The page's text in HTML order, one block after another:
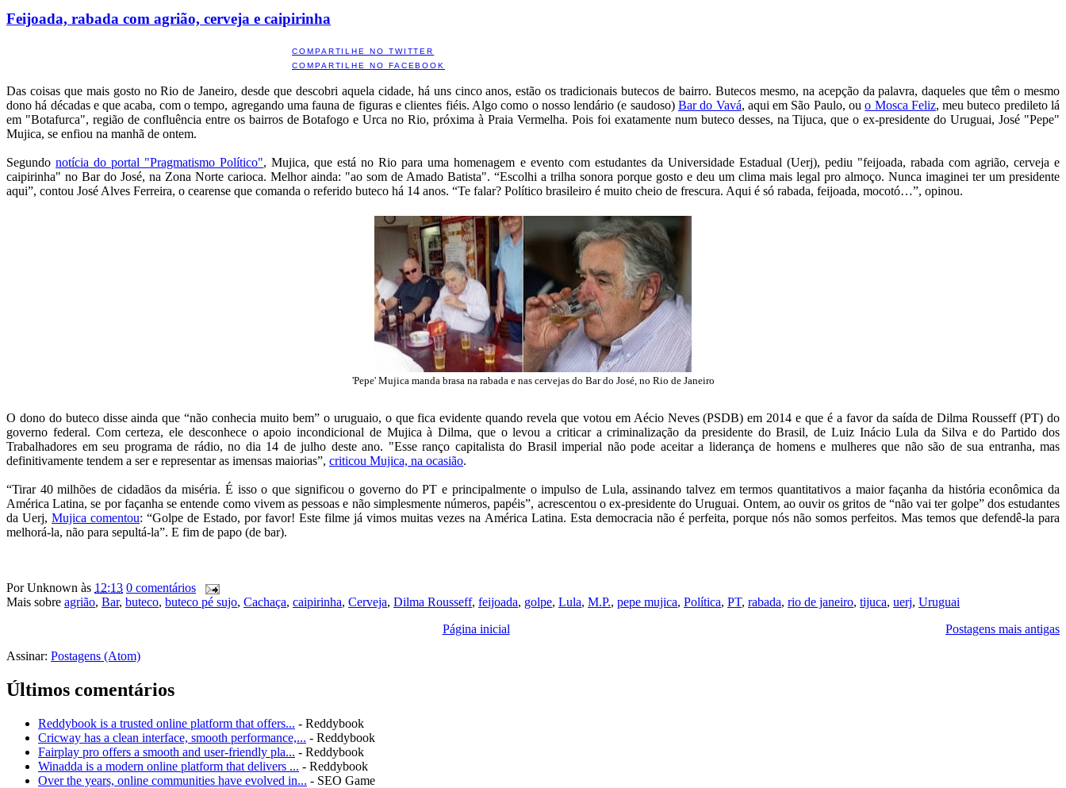
Feijoada, rabada com agrião, cerveja e caipirinha
COMPARTILHE NO TWITTER
COMPARTILHE NO FACEBOOK
Das coisas que mais gosto no Rio de Janeiro, desde que descobri aquela cidade, há uns cinco anos, estão os tradicionais butecos de bairro. Butecos mesmo, na acepção da palavra, daqueles que têm o mesmo
dono há décadas e que acaba, com o tempo, agregando uma fauna de figuras e clientes fiéis. Algo como o nosso lendário (e saudoso) Bar do Vavá, aqui em São Paulo, ouo Mosca Feliz, meu buteco predileto lá
em "Botafurca", região de confluência entre os bairros de Botafogo e Urca no Rio, próxima à Praia Vermelha. Pois foi exatamente num buteco desses, na Tijuca, que o ex-presidente do Uruguai, José "Pepe"
Mujica, se enfiou na manhã de ontem.
Segundonotícia do portal "Pragmatismo Político", Mujica, que está no Rio para uma homenagem e evento com estudantes da Universidade Estadual (Uerj), pediu "feijoada, rabada com agrião, cerveja e
caipirinha" no Bar do José, na Zona Norte carioca. Melhor ainda: "ao som de Amado Batista". “Escolhi a trilha sonora porque gosto e deu um clima mais legal pro almoço. Nunca imaginei ter um presidente
aqui”, contou José Alves Ferreira, o cearense que comanda o referido buteco há 14 anos. “Te falar? Político brasileiro é muito cheio de frescura. Aqui é só rabada, feijoada, mocotó…”, opinou.
'Pepe' Mujica manda brasa na rabada e nas cervejas do Bar do José, no Rio de Janeiro
O dono do buteco disse ainda que “não conhecia muito bem” o uruguaio, o que fica evidente quando revela que votou em Aécio Neves (PSDB) em 2014 e que é a favor da saída de Dilma Rousseff (PT) do
governo federal. Com certeza, ele desconhece o apoio incondicional de Mujica à Dilma, que o levou a criticar a criminalização da presidente do Brasil, de Luiz Inácio Lula da Silva e do Partido dos
Trabalhadores em seu programa de rádio, no dia 14 de julho deste ano. "Esse ranço capitalista do Brasil imperial não pode aceitar a liderança de homens e mulheres que não são de sua entranha, mas
definitivamente tendem a ser e representar as imensas maiorias”, criticou Mujica, na ocasião.
“Tirar 40 milhões de cidadãos da miséria. É isso o que significou o governo do PT e principalmente o impulso de Lula, assinando talvez em termos quantitativos a maior façanha da história econômica da
América Latina, se por façanha se entende como vivem as pessoas e não simplesmente números, papéis”, acrescentou o ex-presidente do Uruguai. Ontem, ao ouvir os gritos de “não vai ter golpe” dos estudantes
da Uerj,Mujica comentou: “Golpe de Estado, por favor! Este filme já vimos muitas vezes na América Latina. Esta democracia não é perfeita, porque nós não somos perfeitos. Mas temos que defendê-la para
melhorá-la, não para sepultá-la”. E fim de papo (de bar).
PorUnknown às 12:13 0 comentários
Mais sobre agrião, Bar, buteco, buteco pé sujo, Cachaça, caipirinha, Cerveja, Dilma Rousseff, feijoada, golpe, Lula, M.P., pepe mujica, Política, PT, rabada, rio de janeiro, tijuca, uerj, Uruguai
Postagens mais antigas
Página inicial
Assinar: Postagens (Atom)
Últimos comentários
Reddybook is a trusted online platform that offers... - Reddybook
Cricway has a clean interface, smooth performance,... - Reddybook
Fairplay pro offers a smooth and user-friendly pla... - Reddybook
Winadda is a modern online platform that delivers ... - Reddybook
Over the years, online communities have evolved in... - SEO Game